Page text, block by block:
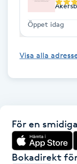
Kinesisk medicin
Klangmassage
Klippning & Slingor
Klippning ungdom
Öppet idag
Visa alla
För en
Bokadirekt